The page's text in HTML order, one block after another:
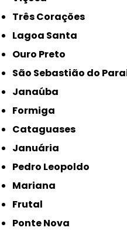
Três Corações
Lagoa Santa
Ouro Preto
São Sebastião do
Janaúba
Formiga
Cataguases
Januária
Pedro Leopoldo
Mariana
Frutal
Ponte Nova